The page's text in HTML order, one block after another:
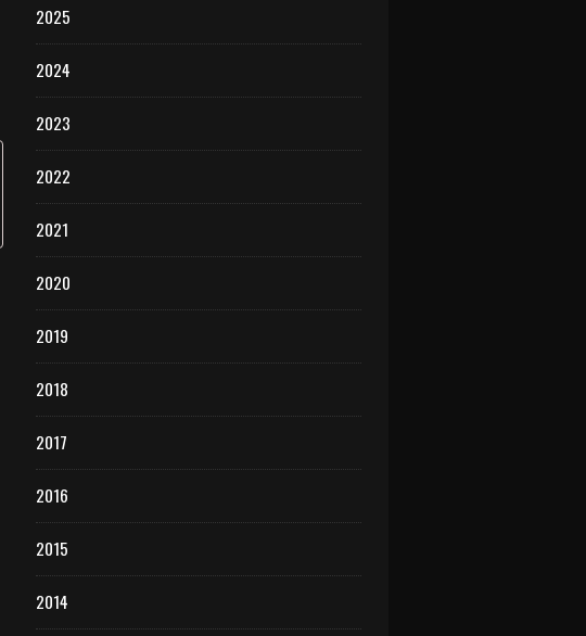
2025
2024
2023
2022
2021
2020
2019
2018
2017
2016
2015
2014